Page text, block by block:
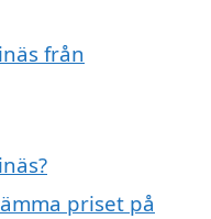
från
priset på